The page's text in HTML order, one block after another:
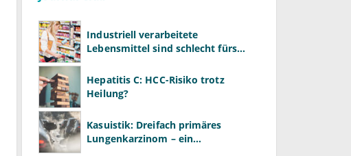
Industriell verarbeitete
Lebensmittel sind schlecht fürs
Hepatitis C: HCC-Risiko trotz
Heilung?
Kasuistik: Dreifach primäres
Lungenkarzinom – ein